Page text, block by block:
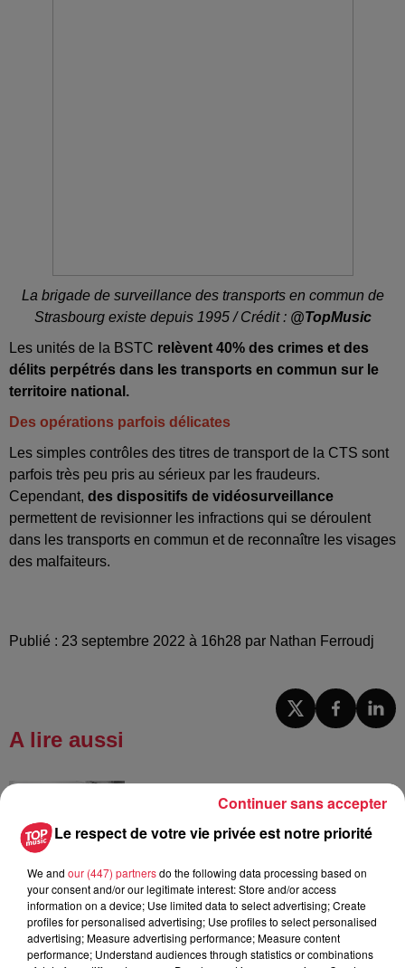
La brigade de surveillance des transports en commun de
Strasbourg existe depuis 1995 / Crédit : @TopMusic
Les unités de la BSTC relèvent 40% des crimes et des
délits perpétrés dans les transports en commun sur le
territoire national.
Des opérations parfois délicates
Les simples contrôles des titres de transport de la CTS sont
parfois très peu pris au sérieux par les fraudeurs.
Cependant, des dispositifs de vidéosurveillance
permettent de revisionner les infractions qui se déroulent
dans les transports en commun et de reconnaître les visages
des malfaiteurs.
Publié : 23 septembre 2022 à 16h28 par Nathan Ferroudj
A lire aussi
À Hoerdt, de l’eau brune sort des
robinets
15h54
Tags antisémites à Strasbourg :
Catherine Trautmann réagit
Le respect de votre vie privée est notre priorité
We and our (447) partnersdo the following data processing based on
your consent and/or our legitimate interest: Store and/or access
information on a device; Use limited data to select advertising; Create
profiles for personalised advertising; Use profiles to select personalised
advertising; Measure advertising performance; Measure content
performance; Understand audiences through statistics or combinations
Continuer sans accepter